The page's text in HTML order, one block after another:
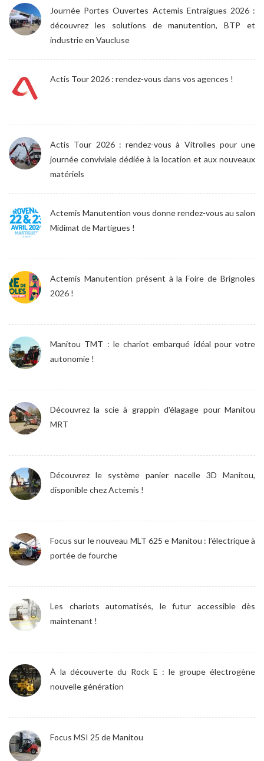
Journée Portes Ouvertes Actemis Entraigues 2026 :
découvrez les solutions de manutention, BTP et
industrie en Vaucluse
Actis Tour 2026 : rendez-vous dans vos agences !
Actis Tour 2026 : rendez-vous à Vitrolles pour une
journée conviviale dédiée à la location et aux nouveaux
matériels
Actemis Manutention vous donne rendez-vous au salon
Midimat de Martigues !
Actemis Manutention présent à la Foire de Brignoles
2026 !
Manitou TMT : le chariot embarqué idéal pour votre
autonomie !
Découvrez la scie à grappin d'élagage pour Manitou
MRT
Découvrez le système panier nacelle 3D Manitou,
disponible chez Actemis !
Focus sur le nouveau MLT 625 e Manitou : l’électrique à
portée de fourche
Les chariots automatisés, le futur accessible dès
maintenant !
À la découverte du Rock E : le groupe électrogène
nouvelle génération
Focus MSI 25 de Manitou